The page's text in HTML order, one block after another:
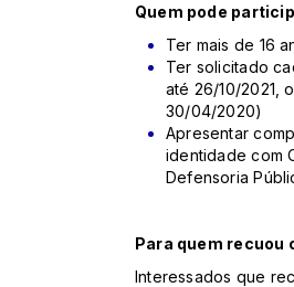
Quem pode
Ter mais de 16
Ter solicitado
até 26/10/2021,
30/04/2020)
Apresentar
identidade com
Defensoria
Para quem recuou
Interessados que